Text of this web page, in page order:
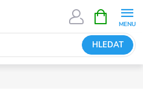
HLEDAT
NÁKUPNÍ
KOŠÍK